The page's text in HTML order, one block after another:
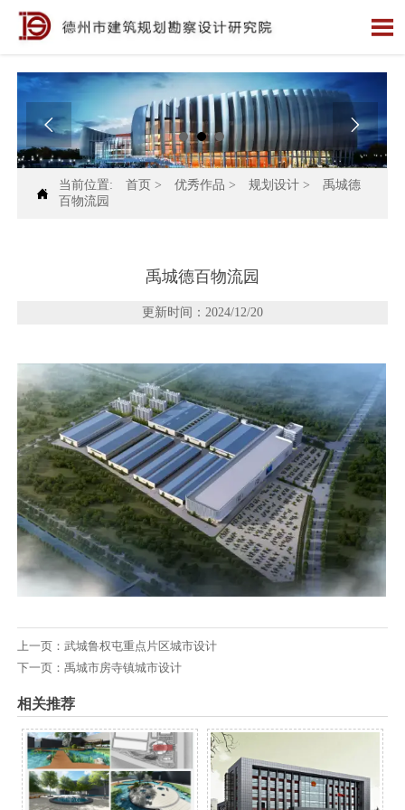

 

当前位置: 首页 > 优秀作品 > 规划设计>
禹城德
百物流园
禹城德百物流园
更新时间：2024/12/20
上一页： 武城鲁权屯重点片区城市设计
下一页： 禹城市房寺镇城市设计
相关推荐